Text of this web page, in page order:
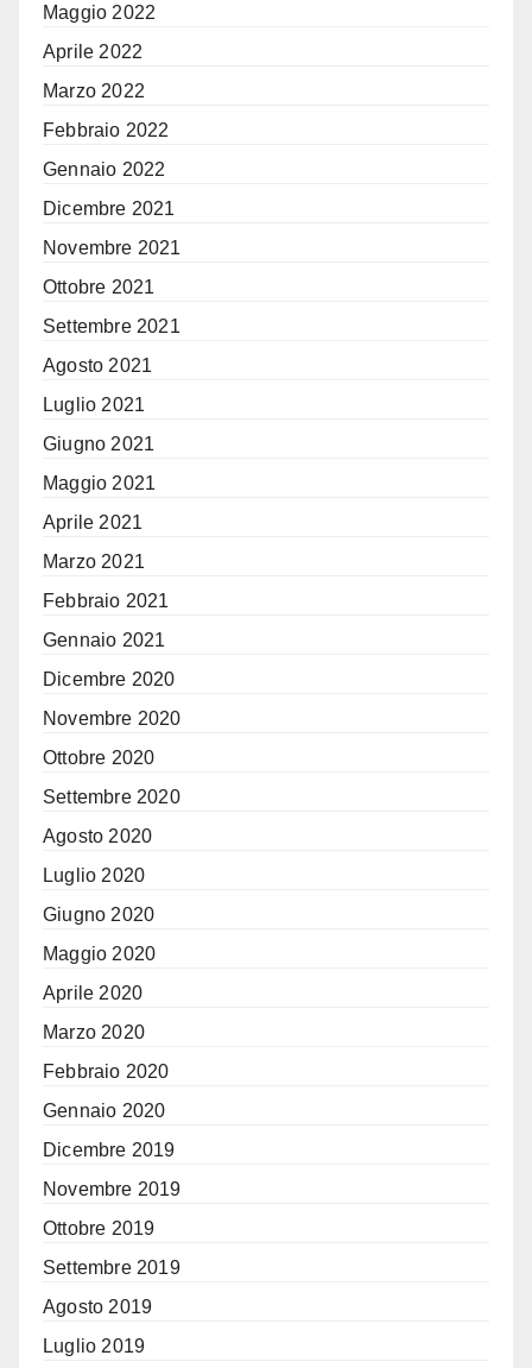
Maggio 2022
Aprile 2022
Marzo 2022
Febbraio 2022
Gennaio 2022
Dicembre 2021
Novembre 2021
Ottobre 2021
Settembre 2021
Agosto 2021
Luglio 2021
Giugno 2021
Maggio 2021
Aprile 2021
Marzo 2021
Febbraio 2021
Gennaio 2021
Dicembre 2020
Novembre 2020
Ottobre 2020
Settembre 2020
Agosto 2020
Luglio 2020
Giugno 2020
Maggio 2020
Aprile 2020
Marzo 2020
Febbraio 2020
Gennaio 2020
Dicembre 2019
Novembre 2019
Ottobre 2019
Settembre 2019
Agosto 2019
Luglio 2019